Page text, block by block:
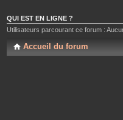
QUI EST EN LIGNE ?
Utilisateurs parcourant ce forum :
Accueil du forum